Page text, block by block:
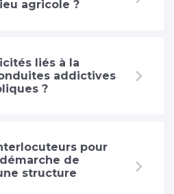
agricole ?
liés à la
addictives
?
pour
de
structure